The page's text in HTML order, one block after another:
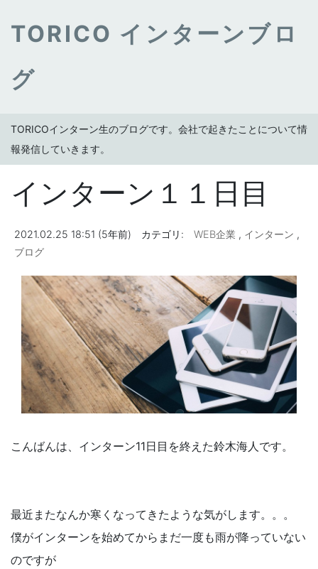
TORICO インターンブロ
グ
TORICOインターン生のブログです。会社で起きたことについて情
報発信していきます。
インターン１１日目
2021.02.25 18:51 (5年前) カテゴリ: WEB企業 , インターン ,
ブログ
こんばんは、インターン11日目を終えた鈴木海人です。
最近またなんか寒くなってきたような気がします。。。
僕がインターンを始めてからまだ一度も雨が降っていない
のですが